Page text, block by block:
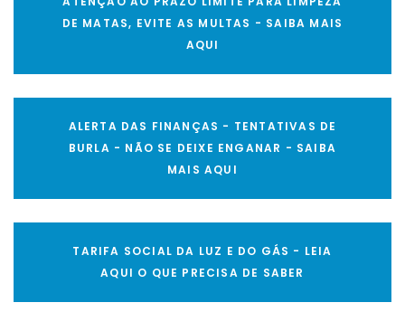
DE MATAS, EVITE AS MULTAS - SAIBA MAIS
AQUI
ALERTA DAS FINANÇAS - TENTATIVAS DE
BURLA - NÃO SE DEIXE ENGANAR - SAIBA
MAIS AQUI
TARIFA SOCIAL DA LUZ E DO GÁS - LEIA
AQUI O QUE PRECISA DE SABER